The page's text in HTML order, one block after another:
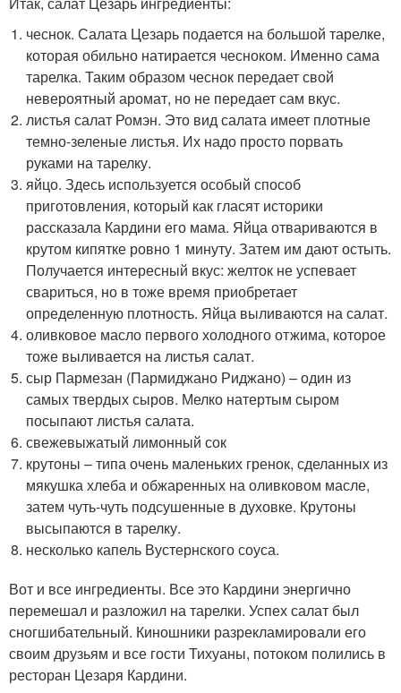
чеснок. Салата Цезарь подается на большой тарелке,
которая обильно натирается чесноком. Именно сама
тарелка. Таким образом чеснок передает свой
невероятный аромат, но не передает сам вкус.
листья салат Ромэн. Это вид салата имеет плотные
темно-зеленые листья. Их надо просто порвать
руками на тарелку.
яйцо. Здесь используется особый способ
приготовления, который как гласят историки
рассказала Кардини его мама. Яйца отвариваются в
крутом кипятке ровно 1 минуту. Затем им дают остыть.
Получается интересный вкус: желток не успевает
свариться, но в тоже время приобретает
определенную плотность. Яйца выливаются на салат.
оливковое масло первого холодного отжима, которое
тоже выливается на листья салат.
сыр Пармезан (Пармиджано Риджано) – один из
самых твердых сыров. Мелко натертым сыром
посыпают листья салата.
свежевыжатый лимонный сок
крутоны – типа очень маленьких гренок, сделанных из
мякушка хлеба и обжаренных на оливковом масле,
затем чуть-чуть подсушенные в духовке. Крутоны
высыпаются в тарелку.
несколько капель Вустернского соуса.
Вот и все ингредиенты. Все это Кардини энергично
перемешал и разложил на тарелки. Успех салат был
сногшибательный. Киношники разрекламировали его
своим друзьям и все гости Тихуаны, потоком полились в
ресторан Цезаря Кардини.